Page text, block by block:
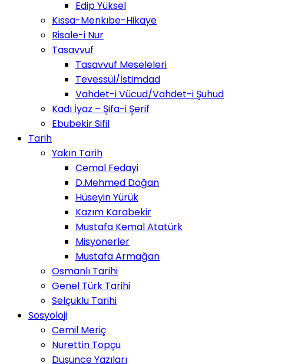
Edip Yüksel
Kıssa-Menkıbe-Hikaye
Risale-i Nur
Tasavvuf
Tasavvuf Meseleleri
Tevessül/İstimdad
Vahdet-i Vücud/Vahdet-i Şuhud
Kadı İyaz – Şifa-i Şerif
Ebubekir Sifil
Tarih
Yakın Tarih
Cemal Fedayi
D.Mehmed Doğan
Hüseyin Yürük
Kazım Karabekir
Mustafa Kemal Atatürk
Misyonerler
Mustafa Armağan
Osmanlı Tarihi
Genel Türk Tarihi
Selçuklu Tarihi
Sosyoloji
Cemil Meriç
Nurettin Topçu
Düşünce Yazıları